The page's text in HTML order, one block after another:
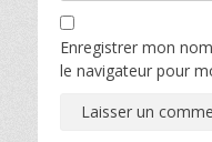
Enregistrer mon
le navigateur pour